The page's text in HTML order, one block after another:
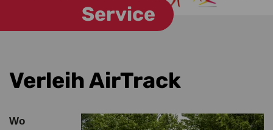
Service
Verleih AirTrack
Wo